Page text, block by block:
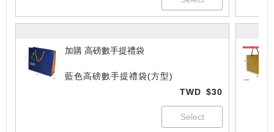
加購 高磅數手提禮袋
藍色高磅數手提禮袋(方型)
TWD $30